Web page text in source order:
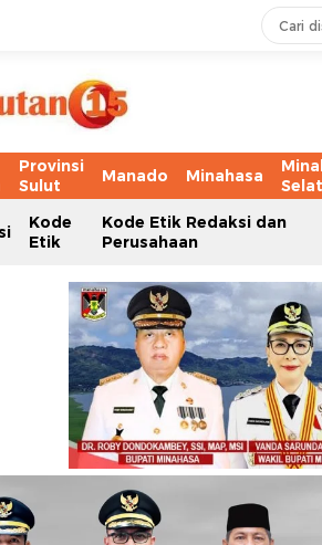
Provinsi
Sulut
Manado Minahasa
Kode
Etik
Kode Etik Redaksi dan
Perusahaan